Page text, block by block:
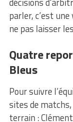
parler, c’est
ne pas laisser
Quatre
Bleus
Pour suivre
sites de
terrain :